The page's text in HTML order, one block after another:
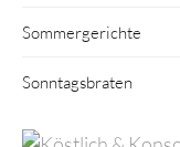
Sommergerichte
Sonntagsbraten